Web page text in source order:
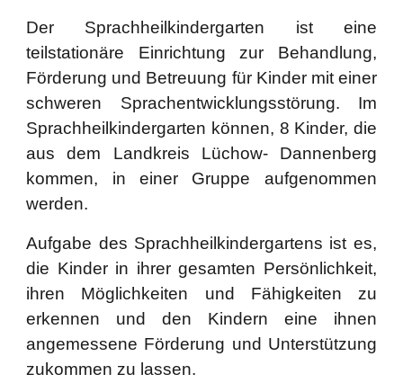
Der Sprachheilkindergarten ist eine
teilstationäre Einrichtung zur Behandlung,
Förderung und Betreuung für Kinder mit einer
schweren Sprachentwicklungsstörung. Im
Sprachheilkindergarten können, 8 Kinder, die
aus dem Landkreis Lüchow- Dannenberg
kommen, in einer Gruppe aufgenommen
werden.
Aufgabe des Sprachheilkindergartens ist es,
die Kinder in ihrer gesamten Persönlichkeit,
ihren Möglichkeiten und Fähigkeiten zu
erkennen und den Kindern eine ihnen
angemessene Förderung und Unterstützung
zukommen zu lassen.